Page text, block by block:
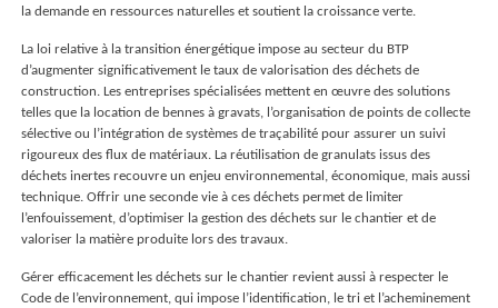
la demande en ressources naturelles et soutient la croissance verte.
La loi relative à la transition énergétique impose au secteur du BTP
d’augmenter significativement le taux de valorisation des déchets de
construction. Les entreprises spécialisées mettent en œuvre des solutions
telles que la location de bennes à gravats, l’organisation de points de collecte
sélective ou l’intégration de systèmes de traçabilité pour assurer un suivi
rigoureux des flux de matériaux. La réutilisation de granulats issus des
déchets inertes recouvre un enjeu environnemental, économique, mais aussi
technique. Offrir une seconde vie à ces déchets permet de limiter
l’enfouissement, d’optimiser la gestion des déchets sur le chantier et de
valoriser la matière produite lors des travaux.
Gérer efficacement les déchets sur le chantier revient aussi à respecter le
Code de l’environnement, qui impose l’identification, le tri et l’acheminement